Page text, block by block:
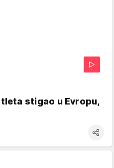
stigao u Evropu,